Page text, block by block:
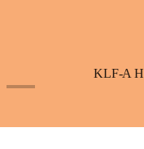
KLF-A